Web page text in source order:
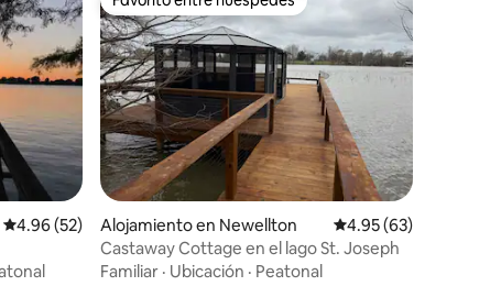
Calificación promedio: 4.96 de 5, 52 reseñas
4.96 (52)
Favorito entre huéspedes
Alojamiento en Newellton Calificación
4.95 (63)
Castaway Cottage en el lago St. Joseph
Familiar · Ubicación · Peatonal